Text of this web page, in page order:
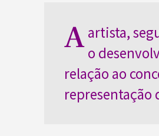
A artista,
o
relação ao
representação